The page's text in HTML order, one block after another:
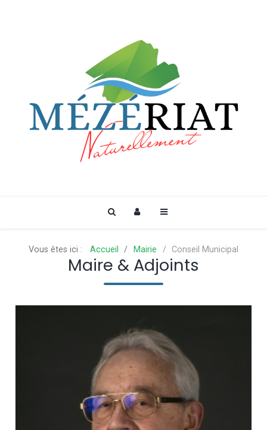
Vous êtes ici : Accueil Mairie Conseil Municipal
Maire & Adjoints